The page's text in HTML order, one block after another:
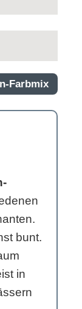
Farbmix
bunt.
in